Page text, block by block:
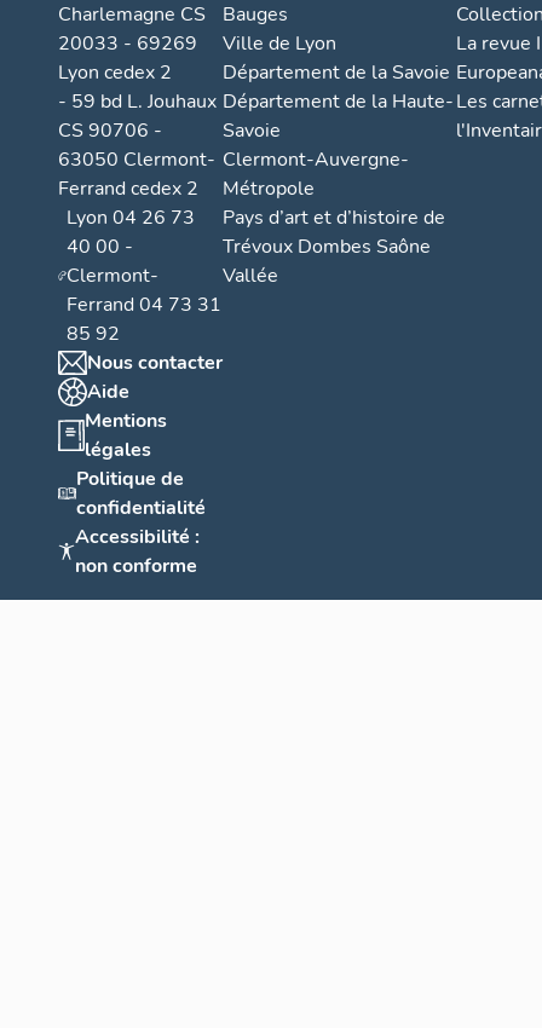
Charlemagne CS
20033 - 69269
Lyon cedex 2
- 59 bd L. Jouhaux
CS 90706 -
63050 Clermont-
Ferrand cedex 2
Lyon 04 26 73
40 00 -
Clermont-
Ferrand 04 73 31
85 92
Nous contacter
Aide
Mentions
légales
Politique de
confidentialité
Accessibilité :
non conforme
Bauges
Ville de Lyon
Département de la Savoie
Département de la Haute-
Savoie
Clermont-Auvergne-
Métropole
Pays d’art et d’histoire de
Trévoux Dombes Saône
Vallée
La revue
Les